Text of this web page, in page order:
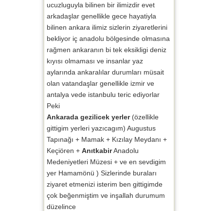
ucuzluguyla bilinen bir ilimizdir evet
arkadaşlar genellikle gece hayatiyla
bilinen ankara ilimiz sizlerin ziyaretlerini
bekliyor iç anadolu bölgesinde olmasına
rağmen ankaranın bi tek eksikligi deniz
kıyısı olmaması ve insanlar yaz
aylarında ankaralılar durumları müsait
olan vatandaşlar genellikle izmir ve
antalya vede istanbulu teric ediyorlar
Peki
Ankarada gezilicek yerler(özellikle
gittigim yerleri yazıcagım) Augustus
Tapınağı + Mamak + Kızılay Meydanı +
Keçiören + AnıtkabirAnadolu
Medeniyetleri Müzesi + ve en sevdigim
yer Hamamönü ) Sizlerinde buraları
ziyaret etmenizi isterim ben gittigimde
çok beğenmiştim ve inşallah durumum
düzelince